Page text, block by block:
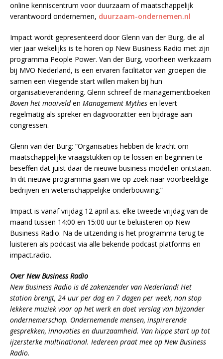
online kenniscentrum voor duurzaam of maatschappelijk
verantwoord ondernemen, duurzaam-ondernemen.nl
Impact wordt gepresenteerd door Glenn van der Burg, die al
vier jaar wekelijks is te horen op New Business Radio met zijn
programma People Power. Van der Burg, voorheen werkzaam
bij MVO Nederland, is een ervaren facilitator van groepen die
samen een vliegende start willen maken bij hun
organisatieverandering. Glenn schreef de managementboeken
Boven het maaivelden Management Mythes en levert
regelmatig als spreker en dagvoorzitter een bijdrage aan
congressen.
Glenn van der Burg: “Organisaties hebben de kracht om
maatschappelijke vraagstukken op te lossen en beginnen te
beseffen dat juist daar de nieuwe business modellen ontstaan.
In dit nieuwe programma gaan we op zoek naar voorbeeldige
bedrijven en wetenschappelijke onderbouwing.”
Impact is vanaf vrijdag 12 april a.s. elke tweede vrijdag van de
maand tussen 14:00 en 15:00 uur te beluisteren op New
Business Radio. Na de uitzending is het programma terug te
luisteren als podcast via alle bekende podcast platforms en
impact.radio.
Over New Business Radio
New Business Radio is dé zakenzender van Nederland! Het
station brengt, 24 uur per dag en 7 dagen per week, non stop
lekkere muziek voor op het werk en doet verslag van bijzonder
ondernemerschap. Ondernemende mensen, inspirerende
gesprekken, innovaties en duurzaamheid. Van hippe start up tot
ijzersterke multinational. Iedereen praat mee op New Business
Radio.